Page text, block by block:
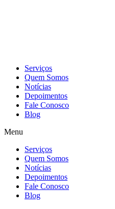
Serviços
Quem Somos
Notícias
Depoimentos
Fale Conosco
Blog
Menu
Serviços
Quem Somos
Notícias
Depoimentos
Fale Conosco
Blog